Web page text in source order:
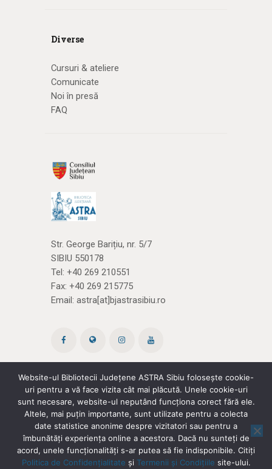
Diverse
Cursuri & ateliere
Comunicate
Noi în presă
FAQ
Str. George Barițiu, nr. 5/7
SIBIU 550178
Tel: +40 269 210551
Fax: +40 269 215775
Email: astra[at]bjastrasibiu.ro
Site creat de ROPARDO(și noi cărțile)
Politica de confidențialitate|Termeni și
condiții
Website-ul Bibliotecii Județene ASTRA Sibiu folosește cookie-
uri pentru a vă face vizita cât mai plăcută. Unele cookie-uri
sunt necesare, website-ul neputând funcționa corect fără ele.
Altele, mai puțin importante, sunt utilizate pentru a colecta
date statistice anonime despre vizitatori sau pentru a
îmbunătăți experiența online a acestora. Dacă nu sunteți de
acord, unele funcționalități s-ar putea să fie indisponibile. Citiți
Politica de Confidențialitate și Termenii și Condițiile site-ului.